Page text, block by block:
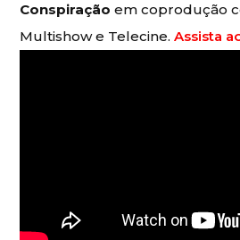
Conspiração em coprodução
Multishow e Telecine.Assista